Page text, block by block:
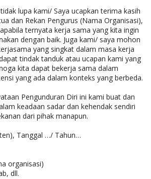
lupa kami/ Saya ucapkan terima kasih
dan Rekan Pengurus (Nama Organisasi),
ternyata kerja sama yang kita ingin
dengan baik. Juga kami/ saya mohon
yang singkat dalam masa kerja
tindak tanduk atau ucapan kami yang
kita dapat bekerja sama dalam
yang ada dalam konteks yang berbeda.
Pengunduran Diri ini kami buat dan
keadaan sadar dan kehendak sendiri
dari pihak manapun.
Tanggal …/ Tahun…
organisasi)
dll.